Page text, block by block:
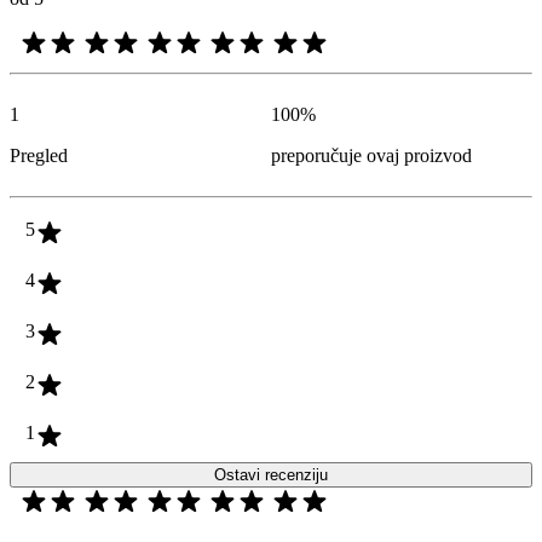
1
Pregled
100%
preporučuje ovaj proizvod
5
4
3
2
1
Ostavi recenziju